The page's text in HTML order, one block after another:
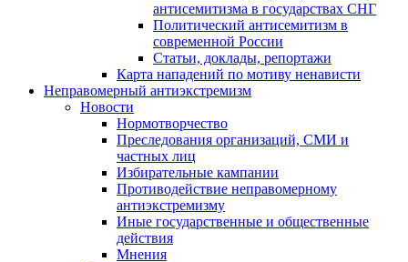
антисемитизма в государствах СНГ
Политический антисемитизм в
современной России
Статьи, доклады, репортажи
Карта нападений по мотиву ненависти
Неправомерный антиэкстремизм
Новости
Нормотворчество
Преследования организаций, СМИ и
частных лиц
Избирательные кампании
Противодействие неправомерному
антиэкстремизму
Иные государственные и общественные
действия
Мнения